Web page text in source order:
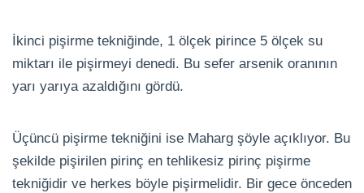
İkinci pişirme tekniğinde, 1 ölçek pirince 5 ölçek su
miktarı ile pişirmeyi denedi. Bu sefer arsenik oranının
yarı yarıya azaldığını gördü.
Üçüncü pişirme tekniğini ise Maharg şöyle açıklıyor. Bu
şekilde pişirilen pirinç en tehlikesiz pirinç pişirme
tekniğidir ve herkes böyle pişirmelidir. Bir gece önceden